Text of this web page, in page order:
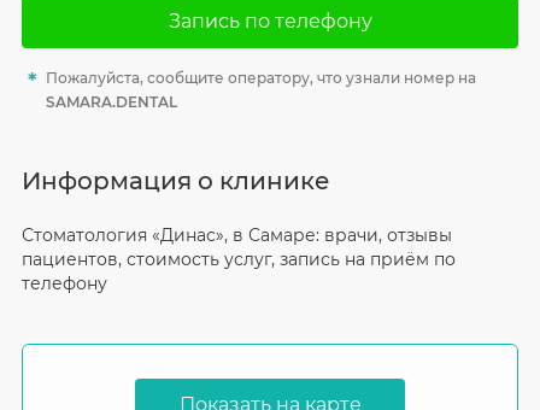
Запись по телефону
Пожалуйста, сообщите оператору, что узнали номер на
SAMARA.DENTAL
Информация о клинике
Стоматология «Динас», в Самаре: врачи, отзывы
пациентов, стоимость услуг, запись на приём по
телефону
Показать на карте